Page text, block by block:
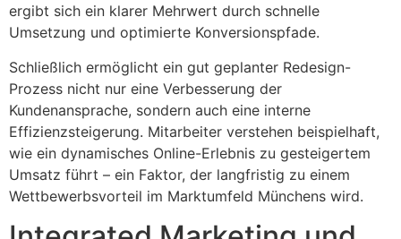
ergibt sich ein klarer Mehrwert durch schnelle
Umsetzung und optimierte Konversionspfade.
Schließlich ermöglicht ein gut geplanter Redesign-
Prozess nicht nur eine Verbesserung der
Kundenansprache, sondern auch eine interne
Effizienzsteigerung. Mitarbeiter verstehen beispielhaft,
wie ein dynamisches Online-Erlebnis zu gesteigertem
Umsatz führt – ein Faktor, der langfristig zu einem
Wettbewerbsvorteil im Marktumfeld Münchens wird.